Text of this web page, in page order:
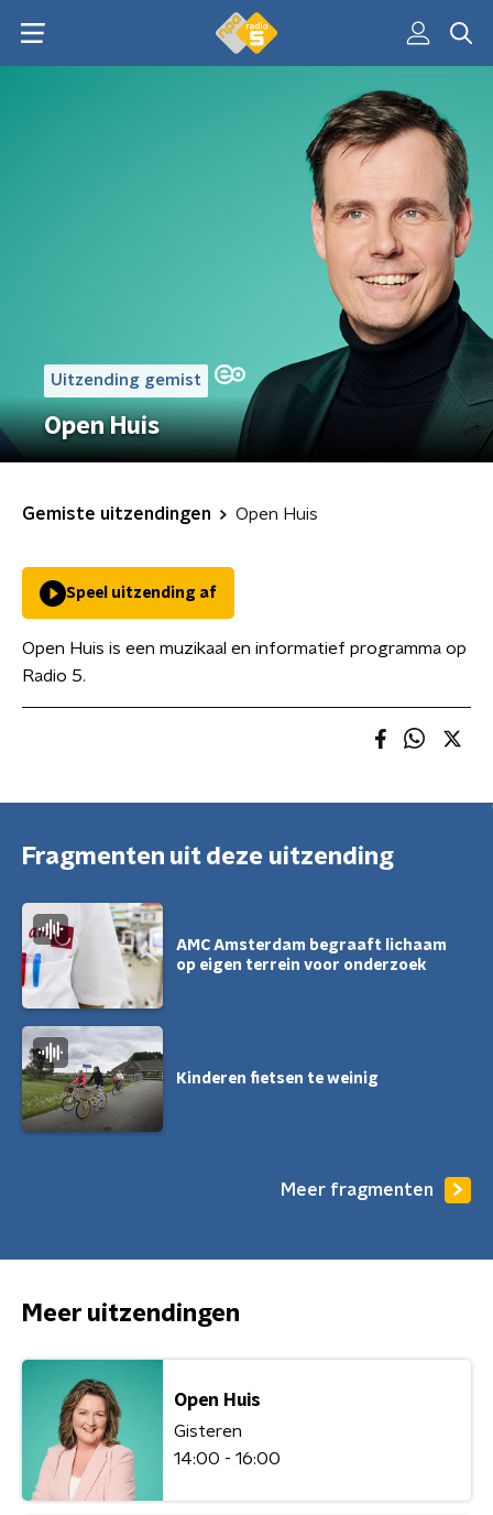
Uitzending gemist
Open Huis
Gemiste uitzendingen Open Huis
Speel uitzending af
Open Huis is een muzikaal en informatief programma op
Radio 5.
Fragmenten uit deze uitzending
AMC Amsterdam begraaft lichaam
op eigen terrein voor onderzoek
Kinderen fietsen te weinig
Meer fragmenten
Meer uitzendingen
Open Huis
Gisteren
14:00 - 16:00